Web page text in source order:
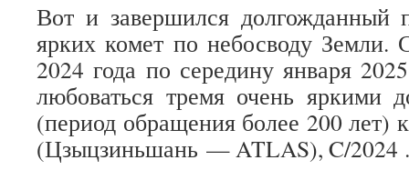
Вот и завершился долгожданный
ярких комет по небосводу Земли.
2024 года по середину января
любоваться тремя очень яркими
(период обращения более 200
(Цзыцзиньшань — ATLAS), C/